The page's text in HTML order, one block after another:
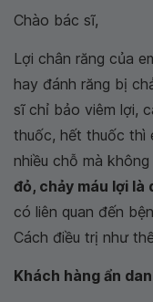
Chào bác sĩ,
Lợi chân răng của
hay đánh răng bị
sĩ chỉ bảo viêm lợi,
thuốc, hết thuốc thì
nhiều chỗ mà
đỏ, chảy máu lợi là
có liên quan đến
Cách điều trị như
Khách hàng ẩn